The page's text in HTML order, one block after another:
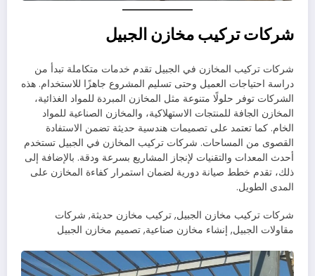
شركات تركيب مخازن الجبيل
شركات تركيب المخازن في الجبيل تقدم خدمات متكاملة تبدأ من
دراسة احتياجات العميل وحتى تسليم المشروع جاهزًا للاستخدام. هذه
الشركات توفر حلولًا متنوعة مثل المخازن المبردة للمواد الغذائية،
المخازن الجافة للمنتجات الاستهلاكية، والمخازن الصناعية للمواد
الخام. كما تعتمد على تصميمات هندسية حديثة تضمن الاستفادة
القصوى من المساحات. شركات تركيب المخازن في الجبيل تستخدم
أحدث المعدات والتقنيات لإنجاز المشاريع بسرعة ودقة. بالإضافة إلى
ذلك، تقدم خطط صيانة دورية لضمان استمرار كفاءة المخازن على
المدى الطويل.
شركات تركيب مخازن الجبيل, تركيب مخازن حديثة, شركات
مقاولات الجبيل, إنشاء مخازن صناعية, تصميم مخازن الجبيل